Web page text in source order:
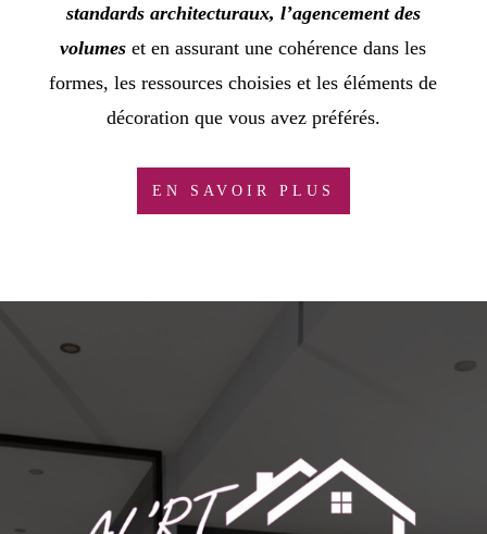
standards architecturaux, l’agencement des
volumes et en assurant une cohérence dans les
formes, les ressources choisies et les éléments de
décoration que vous avez préférés.
EN SAVOIR PLUS